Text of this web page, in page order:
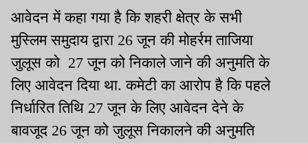
सौंपी
आवेदन में कहा गया है कि शहरी क्षेत्र के सभी
मुस्लिम समुदाय द्वारा 26 जून की मोहर्रम ताजिया
जुलूस को 27 जून को निकाले जाने की अनुमति के
लिए आवेदन दिया था. कमेटी का आरोप है कि पहले
निर्धारित तिथि 27 जून के लिए आवेदन देने के
बावजूद 26 जून को जुलूस निकालने की अनुमति